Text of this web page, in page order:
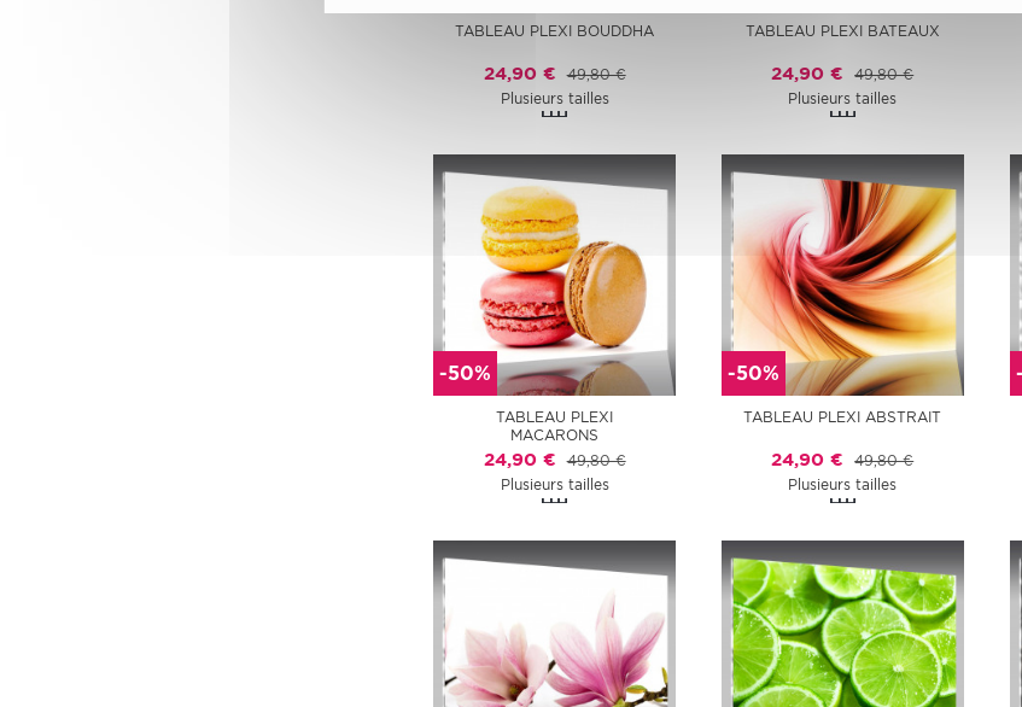
TABLEAU PLEXI BOUDDHA
24,90 €
49,80 €
Plusieurs tailles
TABLEAU PLEXI BATEAUX
24,90 €
49,80 €
Plusieurs tailles
-50%
TABLEAU PLEXI
MACARONS
24,90 €
49,80 €
Plusieurs tailles
-50%
TABLEAU PLEXI ABSTRAIT
24,90 €
49,80 €
Plusieurs tailles